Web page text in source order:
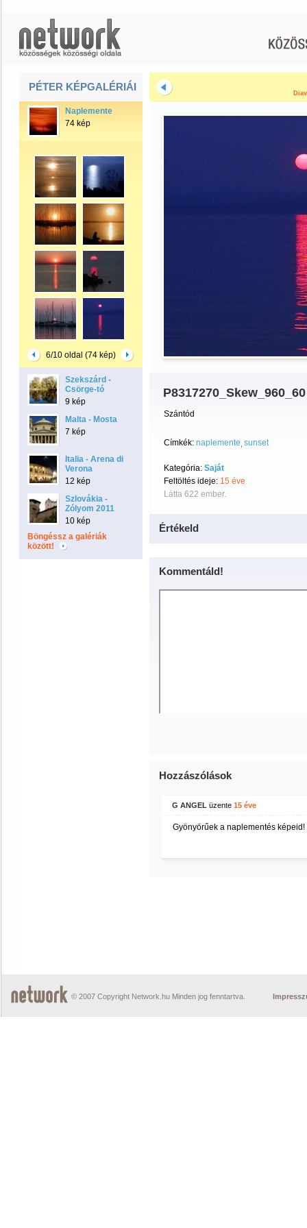
PÉTER KÉPGALÉRIÁI
Naplemente
74 kép
6/10 oldal (74 kép)
Szekszárd -
Csörge-tó
9 kép
Malta - Mosta
7 kép
Italia - Arena di
Verona
12 kép
Szlovákia -
Zólyom 2011
10 kép
Böngéssz a galériák
között!
P8317270_Skew_960_60
Szántód
Címkék: naplemente sunset
Kategória: Saját
Feltöltés ideje: 15 éve
Látta 622 ember.
Értékeld
Kommentáld!
Hozzászólások
G ANGEL üzente 15 éve
Gyönyörűek a naplementés képeid!
© 2007 Copyright Network.hu Minden jog fenntartva.